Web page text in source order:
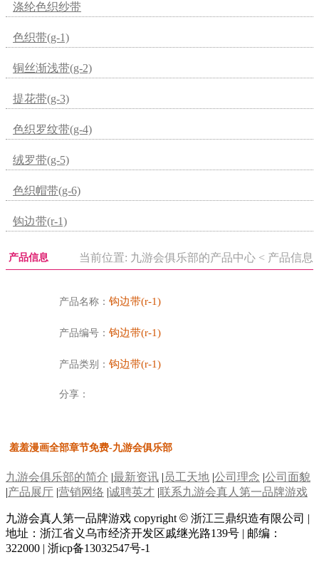
涤纶色织纱带
色织带(g-1)
铜丝渐浅带(g-2)
提花带(g-3)
色织罗纹带(g-4)
绒罗带(g-5)
色织帽带(g-6)
钩边带(r-1)
产品信息 当前位置: 九游会俱乐部的产品中心 < 产品信息
产品名称： 钩边带(r-1)
产品编号： 钩边带(r-1)
产品类别： 钩边带(r-1)
分享：
羞羞漫画全部章节免费-九游会俱乐部
九游会俱乐部的简介 |最新资讯 | 员工天地 |公司理念 |公司面貌
|产品展厅 |营销网络 |诚聘英才 |联系九游会真人第一品牌游戏
九游会真人第一品牌游戏 copyright © 浙江三鼎织造有限公司 |
地址：浙江省义乌市经济开发区戚继光路139号 | 邮编：
322000 | 浙icp备13032547号-1